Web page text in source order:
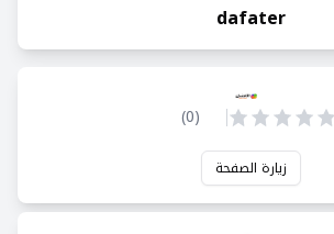
dafater
(
0
)
زيارة الصفحة